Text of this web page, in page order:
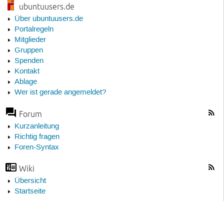
ubuntuusers.de
Über ubuntuusers.de
Portalregeln
Mitglieder
Gruppen
Spenden
Kontakt
Ablage
Wer ist gerade angemeldet?
Forum
Kurzanleitung
Richtig fragen
Foren-Syntax
Wiki
Übersicht
Startseite